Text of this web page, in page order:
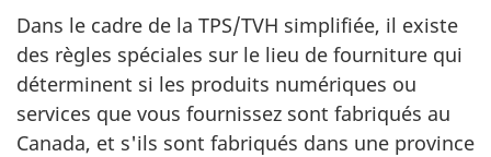
Dans le cadre de la TPS/TVH simplifiée, il existe
des règles spéciales sur le lieu de fourniture qui
déterminent si les produits numériques ou
services que vous fournissez sont fabriqués au
Canada, et s'ils sont fabriqués dans une province